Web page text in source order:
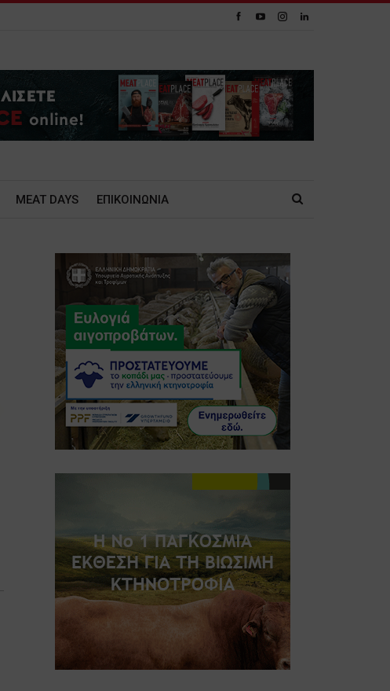
MEAT DAYS ΕΠΙΚΟΙΝΩΝΙΑ